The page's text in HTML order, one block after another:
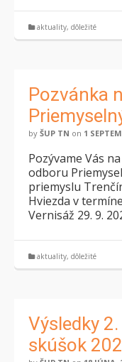
aktuality, dôležité
Pozvánka
by ŠUP TN on 1
Pozývame Vás
odboru
priemyslu
Hviezda v
Vernisáž 29. 9.
aktuality, dôležité
Výsledky
skúšok